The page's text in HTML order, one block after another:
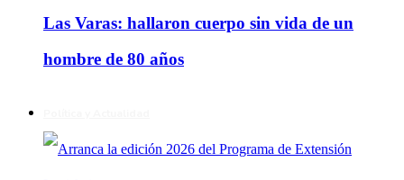
Las Varas: hallaron cuerpo sin vida de un
hombre de 80 años